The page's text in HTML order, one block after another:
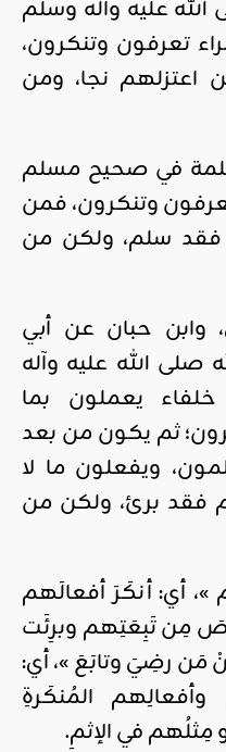
عليه وآله وسلم
تعرفون وتنكرون،
اعتزلهم نجا، ومن
في صحيح مسلم
وتنكرون، فمن
فقد سلم، ولكن من
وابن حبان عن أبي
صلى الله عليه وآله
يعملون بما
ثم يكون من بعد
ويفعلون ما لا
فقد برئ، ولكن من
أي: أنكَرَ أفعالَهم
مِن تَبِعَتِهم وبرِئَت
مَن رضِيَ وتابَعَ »، أي:
المُنكَرةِ
في الإثمِ.